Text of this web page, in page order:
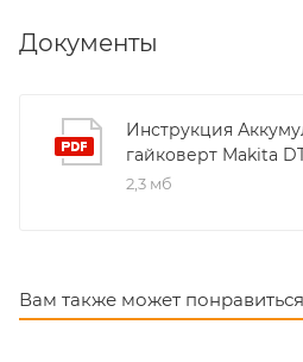
Документы
Инструкция
гайковерт Makita
2,3 мб
Вам также может понравиться